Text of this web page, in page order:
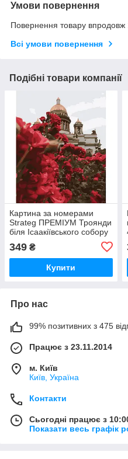
Умови повернення
Повернення товару впродовж
Всі умови повернення
Подібні товари компанії
Картина за номерами
Strateg ПРЕМІУМ Троянди
біля Ісаакіївського собору
з лаком розміром 40х50
см (GS1241)
349 ₴
Купити
Про нас
99% позитивних з 475
Працює з 23.11.2014
м. Київ
Київ, Україна
Контакти
Сьогодні працює з
Показати весь графік